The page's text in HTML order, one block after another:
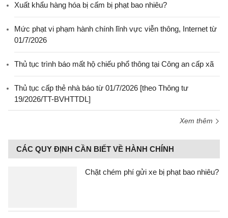
Xuất khẩu hàng hóa bị cấm bị phạt bao nhiêu?
Mức phạt vi phạm hành chính lĩnh vực viễn thông, Internet từ
01/7/2026
Thủ tục trình báo mất hộ chiếu phổ thông tại Công an cấp xã
Thủ tục cấp thẻ nhà báo từ 01/7/2026 [theo Thông tư
19/2026/TT-BVHTTDL]
Xem thêm
CÁC QUY ĐỊNH CẦN BIẾT VỀ HÀNH CHÍNH
Chặt chém phí gửi xe bị phạt bao nhiêu?